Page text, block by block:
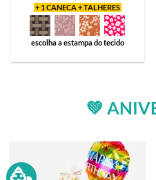
+ 1 CANECA + TALHERES
escolha a estampa do tecido
💚